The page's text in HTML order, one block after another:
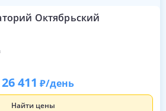
Октябрьский
26 411 /день
Найти цены